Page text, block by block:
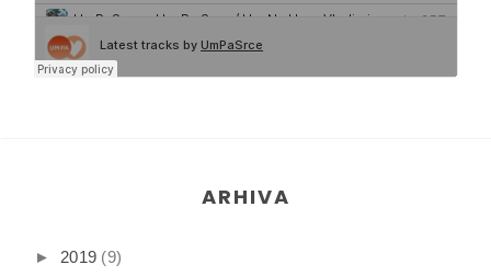
ARHIVA
► 2019 (9)